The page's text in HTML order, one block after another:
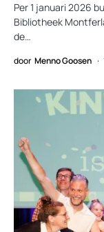
Per 1 januari 2026
Bibliotheek
de…
door Menno Goosen